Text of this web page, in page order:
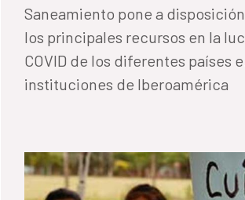
Saneamiento pone a
los principales recursos en la
COVID de los diferentes países e
instituciones de Iberoamérica